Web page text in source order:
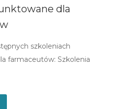
dla
szkoleniach
farmaceutów: Szkolenia